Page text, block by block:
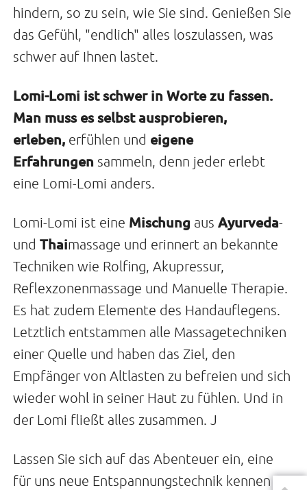
hindern, so zu sein, wie Sie sind. Genießen Sie
das Gefühl, "endlich" alles loszulassen, was
schwer auf Ihnen lastet.
Lomi-Lomi ist schwer in Worte zu fassen.
Man muss es selbst ausprobieren,
erleben, erfühlen und eigene
Erfahrungen sammeln, denn jeder erlebt
eine Lomi-Lomi anders.
Lomi-Lomi ist eine Mischung aus Ayurveda-
und Thaimassage und erinnert an bekannte
Techniken wie Rolfing, Akupressur,
Reflexzonenmassage und Manuelle Therapie.
Es hat zudem Elemente des Handauflegens.
Letztlich entstammen alle Massagetechniken
einer Quelle und haben das Ziel, den
Empfänger von Altlasten zu befreien und sich
wieder wohl in seiner Haut zu fühlen. Und in
der Lomi fließt alles zusammen. J
Lassen Sie sich auf das Abenteuer ein, eine
für uns neue Entspannungstechnik kennen